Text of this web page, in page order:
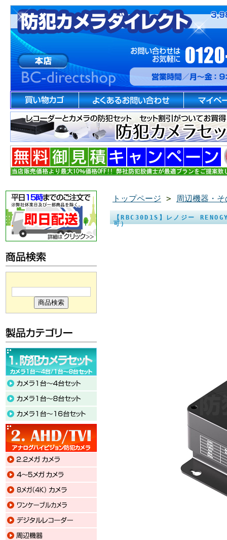
トップページ > 周辺機器・そ
【RBC30D1S】レノジー
可）